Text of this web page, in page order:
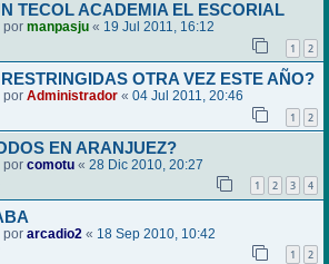
TECOL ACADEMIA EL ESCORIAL
por manpasju « 19 Jul 2011, 16:12
1 2
OTRA VEZ ESTE AÑO?
por Administrador « 04 Jul 2011, 20:46
1 2
EN ARANJUEZ?
por comotu « 28 Dic 2010, 20:27
1 2 3 4
por arcadio2 « 18 Sep 2010, 10:42
1 2